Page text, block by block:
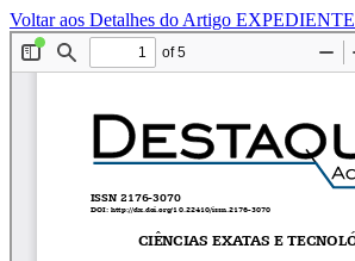
Voltar aos Detalhes do Artigo EXPEDIENTE